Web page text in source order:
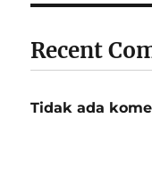
Recent
Tidak ada